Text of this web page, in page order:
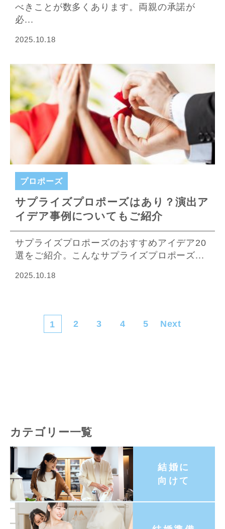
べきことが数多くあります。両親の承諾が
必...
2025.10.18
プロポーズ
サプライズプロポーズはあり？演出ア
イデア事例についてもご紹介
サプライズプロポーズのおすすめアイデア20
選をご紹介。こんなサプライズプロポーズ...
2025.10.18
1 2 3 4 5 Next
カテゴリー一覧
結婚に
向けて